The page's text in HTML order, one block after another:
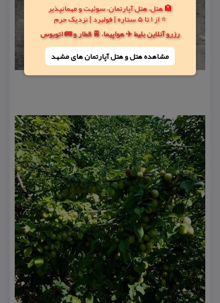
🏨 هتل، هتل آپارتمان، سوئیت و مهمانپذیر
⭐ از 1 تا 5 ستاره | فولبرد | نزدیک حرم
رزرو آنلاین بلیط ✈️ هواپیما، 🚆 قطار و 🚌 اتوبوس
مشاهده هتل و هتل‌ آپارتمان های مشهد